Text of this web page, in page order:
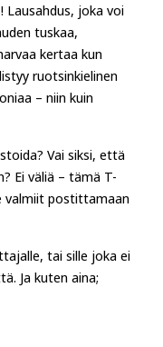
Lausahdus, joka voi
tuskaa,
kertaa kun
ruotsinkielinen
– niin kuin
Vai siksi, että
Ei väliä – tämä T-
valmiit postittamaan
tai sille joka ei
Ja kuten aina;